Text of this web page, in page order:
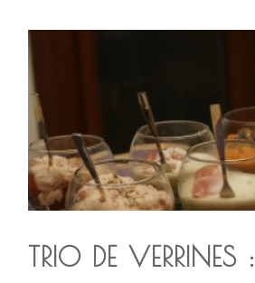
TRIO DE VERRINES :